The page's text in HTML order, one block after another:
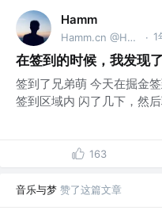
Hamm
Hamm.cn @Hamm Studio · 1
在签到的时候，我发现
签到了兄弟萌 今天在掘金
签到区域内 闪了几下，然
163
音乐与梦 赞了这篇文章